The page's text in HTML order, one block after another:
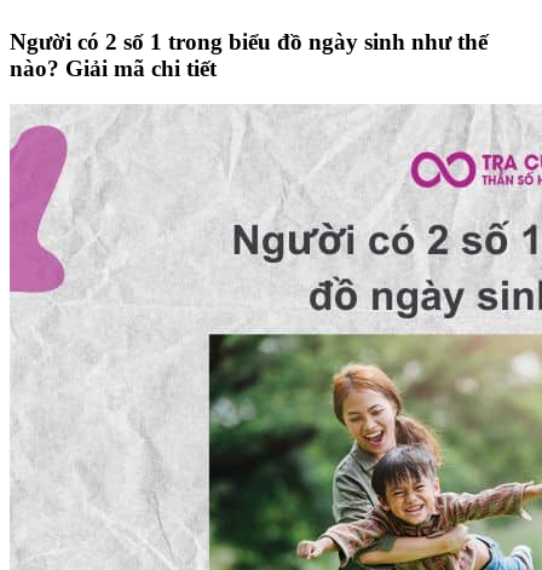
Người có 2 số 1 trong biểu đồ ngày sinh như thế
nào? Giải mã chi tiết